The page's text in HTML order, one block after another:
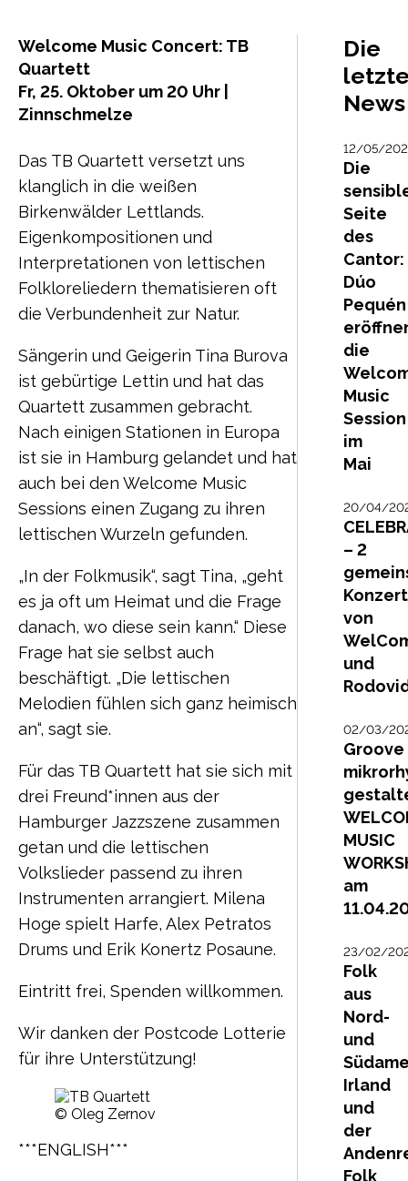
Welcome Music Concert: TB
Quartett
Fr, 25. Oktober um 20 Uhr |
Zinnschmelze
Das TB Quartett versetzt uns
klanglich in die weißen
Birkenwälder Lettlands.
Eigenkompositionen und
Interpretationen von lettischen
Folkloreliedern thematisieren oft
die Verbundenheit zur Natur.
Sängerin und Geigerin Tina Burova
ist gebürtige Lettin und hat das
Quartett zusammen gebracht.
Nach einigen Stationen in Europa
ist sie in Hamburg gelandet und hat
auch bei den Welcome Music
Sessions einen Zugang zu ihren
lettischen Wurzeln gefunden.
„In der Folkmusik“, sagt Tina, „geht
es ja oft um Heimat und die Frage
danach, wo diese sein kann.“ Diese
Frage hat sie selbst auch
beschäftigt. „Die lettischen
Melodien fühlen sich ganz heimisch
an“, sagt sie.
Für das TB Quartett hat sie sich mit
drei Freund*innen aus der
Hamburger Jazzszene zusammen
getan und die lettischen
Volkslieder passend zu ihren
Instrumenten arrangiert. Milena
Hoge spielt Harfe, Alex Petratos
Drums und Erik Konertz Posaune.
Eintritt frei, Spenden willkommen.
Wir danken der Postcode Lotterie
für ihre Unterstützung!
© Oleg Zernov
***ENGLISH***
Die
News
12/05/
Die
Seite
des
Cantor:
Dúo
Pequén
die
Music
Session
im
Mai
20/04/
– 2
von
und
02/03/
Groove
MUSIC
am
23/02/
Folk
aus
Nord-
und
Irland
und
der
Folk